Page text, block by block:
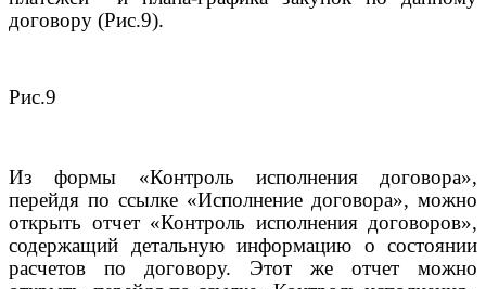
договору (Рис.9).
Рис.9
Из формы «Контроль исполнения договора»,
перейдя по ссылке «Исполнение договора», можно
открыть отчет «Контроль исполнения договоров»,
содержащий детальную информацию о состоянии
расчетов по договору. Этот же отчет можно